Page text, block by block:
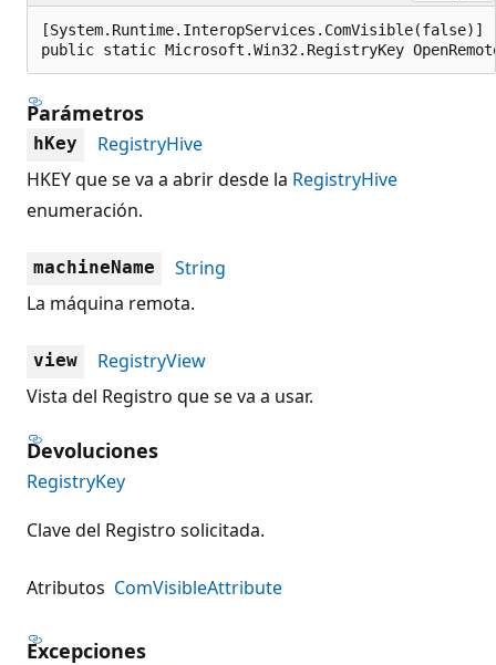
[System.Runtime.InteropServices.ComVisible(false)]
public static Microsoft.Win32.RegistryKey
Parámetros
hKey
RegistryHive
HKEY que se va a abrir desde la RegistryHive
enumeración.
machineName
String
La máquina remota.
view
RegistryView
Vista del Registro que se va a usar.
Devoluciones
RegistryKey
Clave del Registro solicitada.
Atributos ComVisibleAttribute
Excepciones